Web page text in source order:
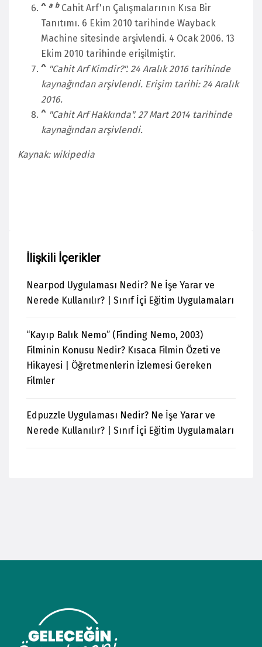
^ a b Cahit Arf'ın Çalışmalarının Kısa Bir
Tanıtımı. 6 Ekim 2010 tarihinde Wayback
Machine sitesinde arşivlendi. 4 Ocak 2006. 13
Ekim 2010 tarihinde erişilmiştir.
^ "Cahit Arf Kimdir?". 24 Aralık 2016 tarihinde
kaynağından arşivlendi. Erişim tarihi: 24 Aralık
2016.
^ "Cahit Arf Hakkında". 27 Mart 2014 tarihinde
kaynağından arşivlendi.
Kaynak: wikipedia
İlişkili İçerikler
Nearpod Uygulaması Nedir? Ne İşe Yarar ve
Nerede Kullanılır? | Sınıf İçi Eğitim Uygulamaları
“Kayıp Balık Nemo” (Finding Nemo, 2003)
Filminin Konusu Nedir? Kısaca Filmin Özeti ve
Hikayesi | Öğretmenlerin İzlemesi Gereken
Filmler
Edpuzzle Uygulaması Nedir? Ne İşe Yarar ve
Nerede Kullanılır? | Sınıf İçi Eğitim Uygulamaları